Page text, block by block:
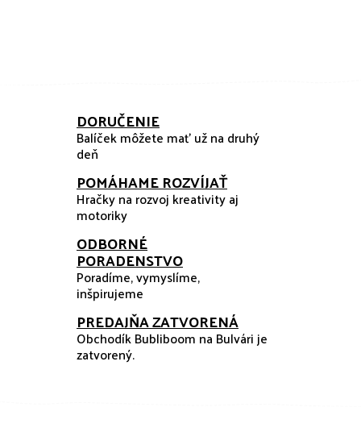
DORUČENIE
Balíček môžete mať už na druhý
deň
POMÁHAME ROZVÍJAŤ
Hračky na rozvoj kreativity aj
motoriky
ODBORNÉ
PORADENSTVO
Poradíme, vymyslíme,
inšpirujeme
PREDAJŇA ZATVORENÁ
Obchodík Bubliboom na Bulvári je
zatvorený.